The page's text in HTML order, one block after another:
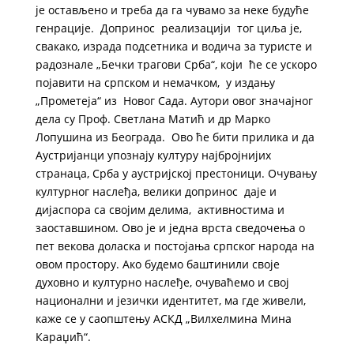
је остављено и треба да га чувамо за неке будуће
генрације. Допринос реализацији тог циља је,
свакако, израда подсетника и водича за туристе и
радознале „Бечки трагови Срба“, који ће се ускоро
појавити на српском и немачком, у издању
„Прометеја“ из Новог Сада. Аутори овог значајног
дела су Проф. Светлана Матић и др Марко
Лопушина из Београда. Ово ће бити прилика и да
Аустријанци упознају културу најбројнијих
странаца, Срба у аустријској престоници. Очувању
културног наслеђа, велики допринос даје и
дијаспора са својим делима, активностима и
заоставшином. Ово је и једна врста сведочења о
пет векова доласка и постојања српског народа на
овом простору. Ако будемо баштинили своје
духовно и културно наслеђе, очуваћемо и свој
национални и језички идентитет, ма где живели,
каже се у саопштењу АСКД „Вилхелмина Мина
Караџић“.